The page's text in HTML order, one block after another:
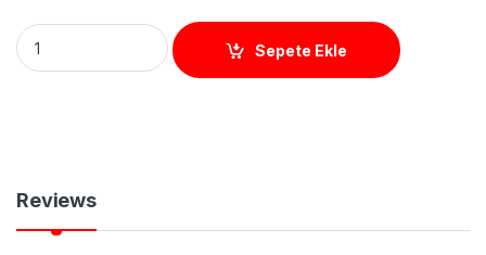
33 ZONE DEDEKTÖR İÇİN TEKERLEK SETİ quantity
Sepete Ekle
Reviews